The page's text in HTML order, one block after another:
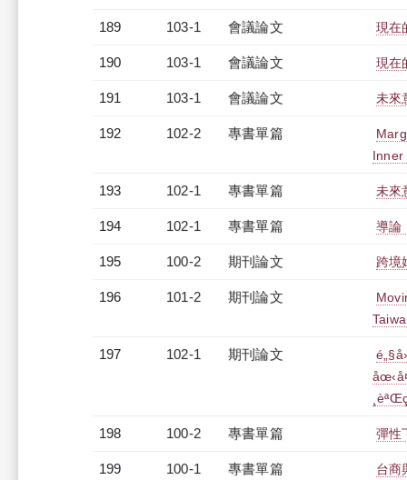
189 103-1 會議論文 現在
190 103-1 會議論文 現在
191 103-1 會議論文 未來
192 102-2 專書單篇
Inner
193 102-1 專書單篇 未來
194 102-1 專書單篇 導論
195 100-2 期刊論文 跨境
196 101-2 期刊論文
197 102-1 期刊論文
198 100-2 專書單篇 彈性
199 100-1 專書單篇 台商